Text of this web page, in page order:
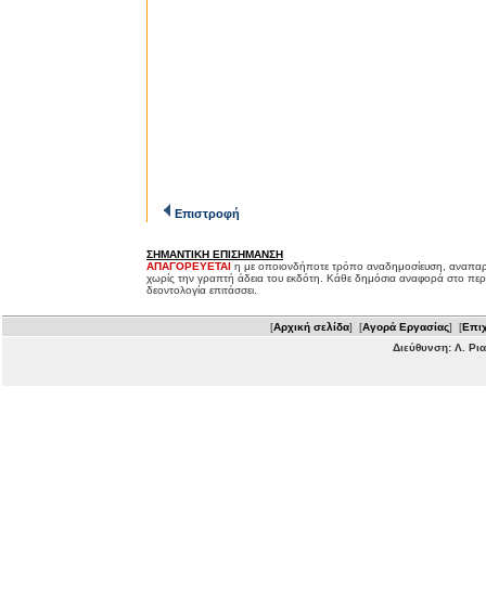
Επιστροφή
ΣΗΜΑΝΤΙΚΗ ΕΠΙΣΗΜΑΝΣΗ
ΑΠΑΓΟΡΕΥΕΤΑΙ η με οποιονδήποτε τρόπο αναδημοσίευση,
χωρίς την γραπτή άδεια του εκδότη. Κάθε δημόσια αναφορά στο
δεοντολογία επιτάσσει.
[Αρχική σελίδα] [Αγορά Εργασίας] [
Διεύθυνση: Λ.